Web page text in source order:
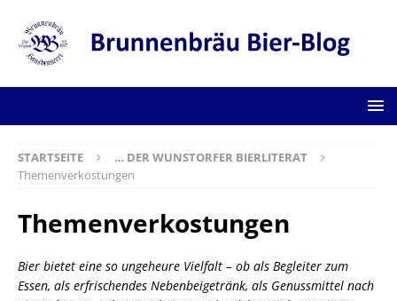
STARTSEITE
… DER WUNSTORFER BIERLITERAT
Themenverkostungen
Themenverkostungen
Bier bietet eine so ungeheure Vielfalt – ob als Begleiter zum
Essen, als erfrischendes Nebenbeigetränk, als Genussmittel nach